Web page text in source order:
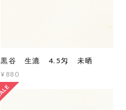
黒谷 生漉 4.5匁 未晒
¥880